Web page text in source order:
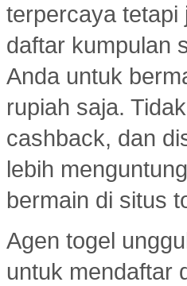
terpercaya tetapi
daftar kumpulan
Anda untuk
rupiah saja.
cashback, dan
lebih
bermain di situs
Agen togel
untuk mendaftar